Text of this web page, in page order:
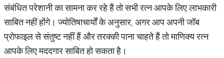
संबंधित परेशानी का सामना कर रहे हैं तो सभी रत्न आपके लिए लाभकारी
साबित नहीं होंगे। ज्योतिषाचार्यों के अनुसार, अगर आप अपनी जॉब
प्रोफाइल से संतुष्ट नहीं हैं और तरक्की पाना चाहते हैं तो माणिक्य रत्न
आपके लिए मददगार साबित हो सकता है।